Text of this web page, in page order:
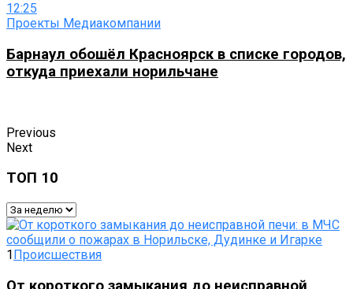
12:25
Проекты Медиакомпании
Барнаул обошёл Красноярск в списке городов,
откуда приехали норильчане
Previous
Next
ТОП 10
1Происшествия